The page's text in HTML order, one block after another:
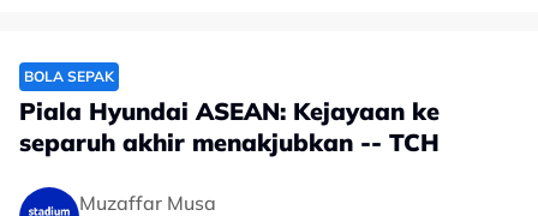
BOLA SEPAK
Piala Hyundai ASEAN: Kejayaan ke
separuh akhir menakjubkan -- TCH
Muzaffar Musa